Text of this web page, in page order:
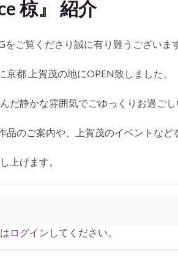
椋』 紹介
をご覧くださり誠に有り難うございま
都 上賀茂の地にOPEN致しました。
だ静かな雰囲気でごゆっくりお過ごし
品のご案内や、上賀茂のイベントなど
上げます。
ログイン してください。